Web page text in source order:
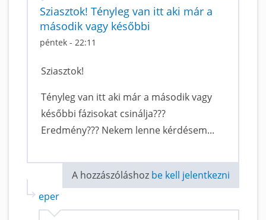
Sziasztok! Tényleg van itt aki már a
második vagy későbbi
péntek - 22:11
Sziasztok!
Tényleg van itt aki már a második vagy
későbbi fázisokat csinálja???
Eredmény??? Nekem lenne kérdésem...
A hozzászóláshoz be kell jelentkezni
eper